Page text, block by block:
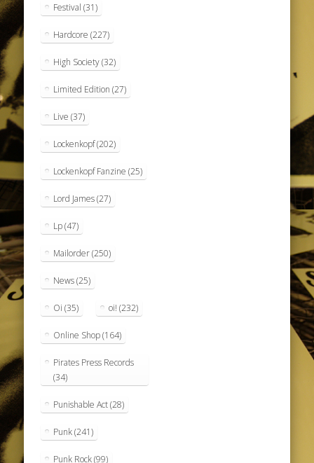
Festival (31)
Hardcore (227)
High Society(32)
Limited Edition (27)
Live (37)
Lockenkopf(202)
Lockenkopf Fanzine (25)
Lord James(27)
Lp(47)
Mailorder(250)
News(25)
Oi (35) oi! (232)
Online Shop(164)
Pirates Press Records
(34)
Punishable Act(28)
Punk(241)
Punk Rock(99)